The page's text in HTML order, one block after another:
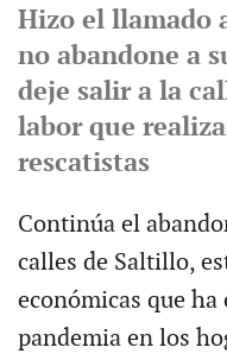
Hizo el llamado
no abandone a
deje salir a la
labor que
rescatistas
Continúa el
calles de Saltillo,
económicas que
pandemia en los